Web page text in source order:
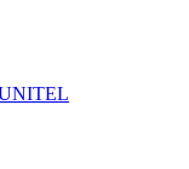
UNITEL